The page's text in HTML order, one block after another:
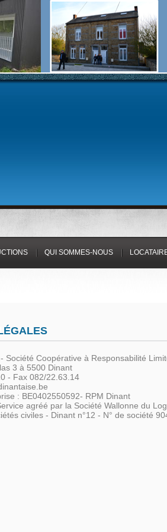
QUI SOMMES-NOUS
- Société Coopérative à Responsabilité
3 à 5500 Dinant
- Fax 082/22.63.14
: BE0402550592- RPM Dinant
agréé par la Société Wallonne du
civiles - Dinant n°12 - N° de société